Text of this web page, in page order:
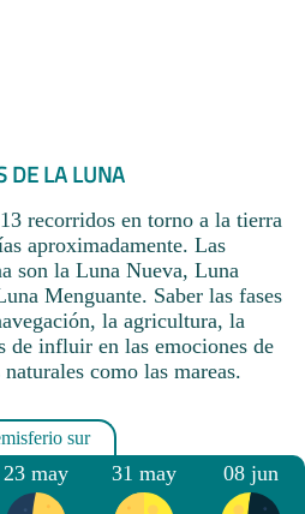
DE LA LUNA
recorridos en torno a la tierra
aproximadamente. Las
son la Luna Nueva, Luna
Menguante. Saber las fases
la agricultura, la
de influir en las emociones de
como las mareas.
23 may 31 may 08 jun